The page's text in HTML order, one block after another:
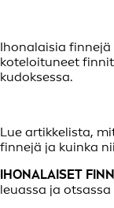
Ihonalaisia
koteloituneet
kudoksessa.
Lue artikkelista,
finnejä ja kuinka
IHONALAISET
leuassa ja otsassa